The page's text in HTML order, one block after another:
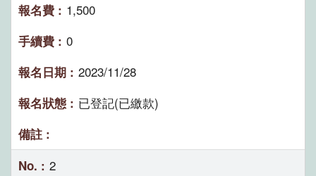
1,500
0
2023/11/28
已登記(已繳款)
2